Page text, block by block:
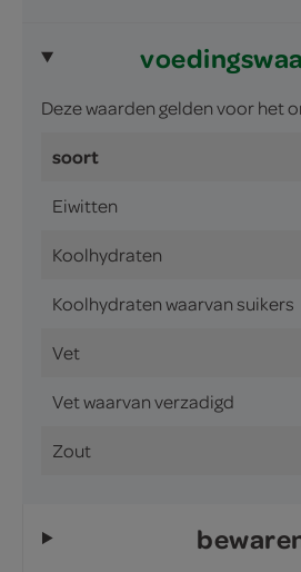
Deze waarden gelden voor het
soort
Eiwitten
Koolhydraten
Koolhydraten waarvan suikers
Vet
Vet waarvan verzadigd
Zout